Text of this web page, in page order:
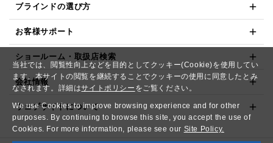
当社では、閲覧性向上などを目的としてクッキー(Cookie)を使用してい
ます。本サイトの閲覧を継続することでクッキーの使用に同意したとみ
なされます。詳細はサイトポリシー をご覧ください。
We use Cookies to improve browsing experience and for other
purposes. By continuing to browse this site, you accept the use of
Cookies. For more information, please see our Site Policy.
ブラインドの選び方
お客様サポート
ショールーム・取扱店検索
会社情報
ウェブサイトについて